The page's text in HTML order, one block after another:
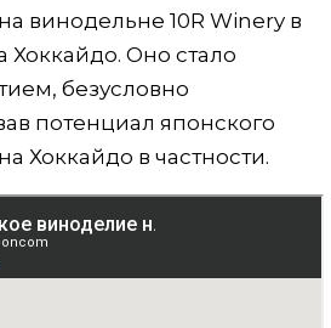
винодельне 10R Winery в
Хоккайдо. Оно стало
безусловно
потенциал японского
Хоккайдо в частности.